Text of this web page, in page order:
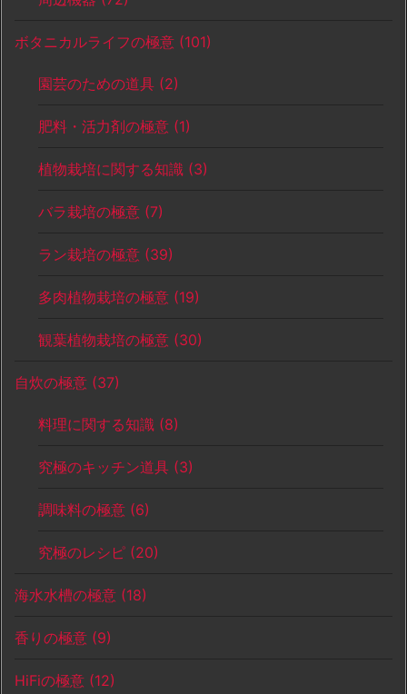
ボタニカルライフの極意 (101)
園芸のための道具 (2)
肥料・活力剤の極意 (1)
植物栽培に関する知識 (3)
バラ栽培の極意 (7)
ラン栽培の極意 (39)
多肉植物栽培の極意 (19)
観葉植物栽培の極意 (30)
自炊の極意 (37)
料理に関する知識 (8)
究極のキッチン道具 (3)
調味料の極意 (6)
究極のレシピ (20)
海水水槽の極意 (18)
香りの極意 (9)
HiFiの極意 (12)